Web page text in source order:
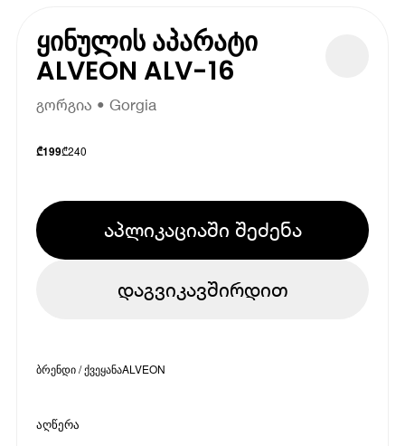
ყინულის აპარატი
ALVEON ALV-16
გორგია • Gorgia
₾199₾240
აპლიკაციაში შეძენა
დაგვიკავშირდით
ბრენდი / ქვეყანაALVEON
აღწერა